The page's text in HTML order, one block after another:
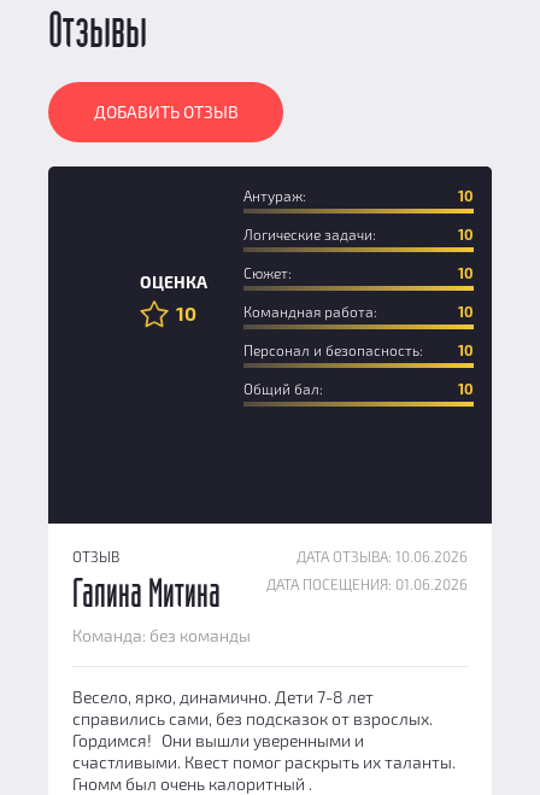
Отзывы
ДОБАВИТЬ ОТЗЫВ
ОЦЕНКА
10
Антураж: 10
Логические задачи: 10
Сюжет: 10
Командная работа: 10
Персонал и безопасность: 10
Общий бал: 10
ОТЗЫВ
ДАТА ОТЗЫВА: 10.06.2026
ДАТА ПОСЕЩЕНИЯ: 01.06.2026
Галина Митина
Команда: без команды
Весело, ярко, динамично. Дети 7-8 лет
справились сами, без подсказок от взрослых.
Гордимся! Они вышли уверенными и
счастливыми. Квест помог раскрыть их таланты.
Гномм был очень калоритный .